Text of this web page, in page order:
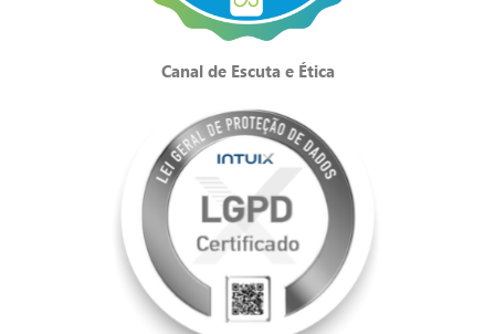
Canal de Escuta e Ética